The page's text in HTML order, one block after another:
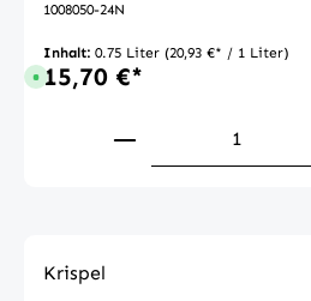
1008050-24N
Inhalt: 0.75 Liter (20,93 €* / 1 Liter)
Sofort verfügbar, Lieferzeit: 1-3 Tage
15,70 €*
Produkt
Krispel